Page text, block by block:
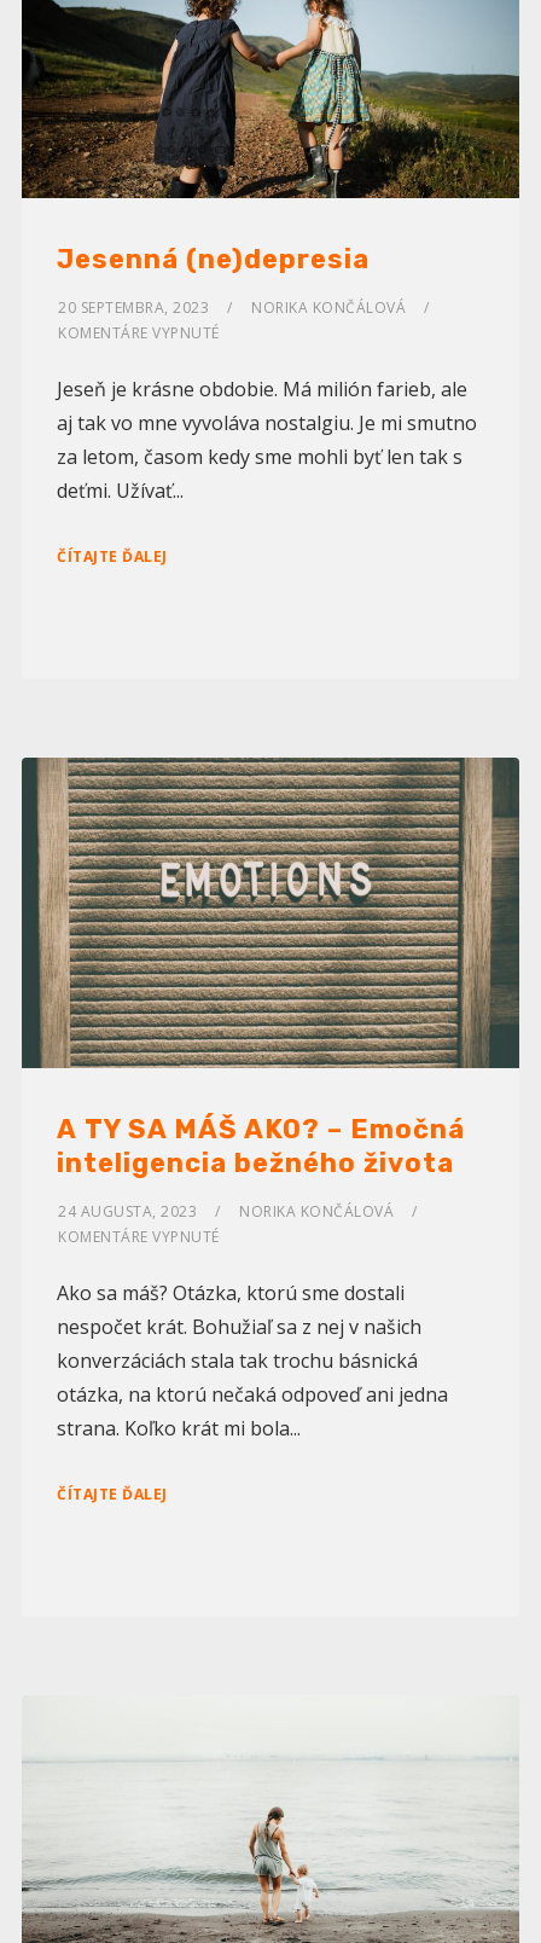
Jesenná (ne)depresia
20 SEPTEMBRA, 2023
NORIKA KONČÁLOVÁ
KOMENTÁRE VYPNUTÉ
Jeseň je krásne obdobie. Má milión farieb, ale
aj tak vo mne vyvoláva nostalgiu. Je mi smutno
za letom, časom kedy sme mohli byť len tak s
deťmi. Užívať...
ČÍTAJTE ĎALEJ
A TY SA MÁŠ AKO? – Emočná
inteligencia bežného života
24 AUGUSTA, 2023
NORIKA KONČÁLOVÁ
KOMENTÁRE VYPNUTÉ
Ako sa máš? Otázka, ktorú sme dostali
nespočet krát. Bohužiaľ sa z nej v našich
konverzáciách stala tak trochu básnická
otázka, na ktorú nečaká odpoveď ani jedna
strana. Koľko krát mi bola...
ČÍTAJTE ĎALEJ